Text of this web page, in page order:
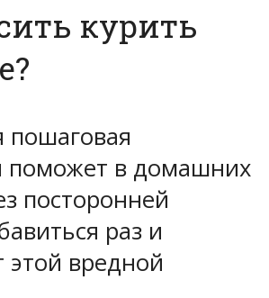
курить
поможет в домашних
посторонней
раз и
этой вредной